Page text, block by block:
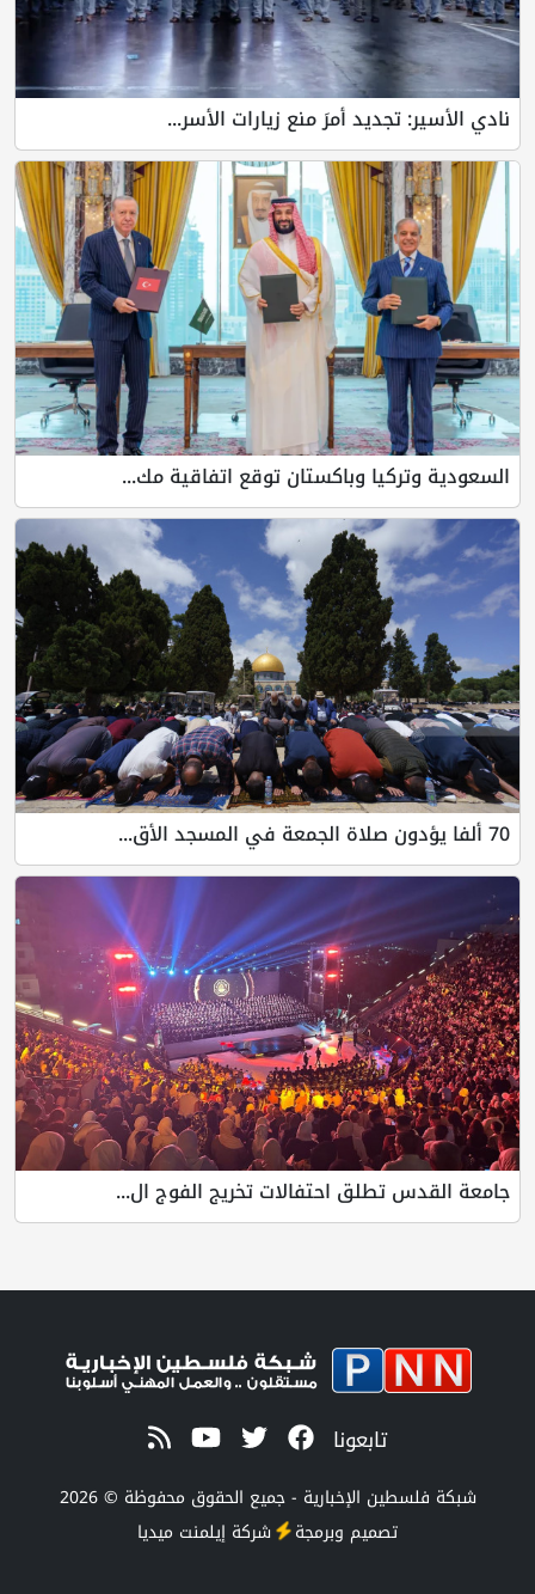
نادي الأسير: تجديد أمرَ منع زيارات الأسر...
السعودية وتركيا وباكستان توقع اتفاقية مك...
70 ألفا يؤدون صلاة الجمعة في المسجد الأق...
جامعة القدس تطلق احتفالات تخريج الفوج ال...
تابعونا
شبكة فلسطين الإخبارية - جميع الحقوق محفوظة © 2026
تصميم وبرمجة شركة إيلمنت ميديا